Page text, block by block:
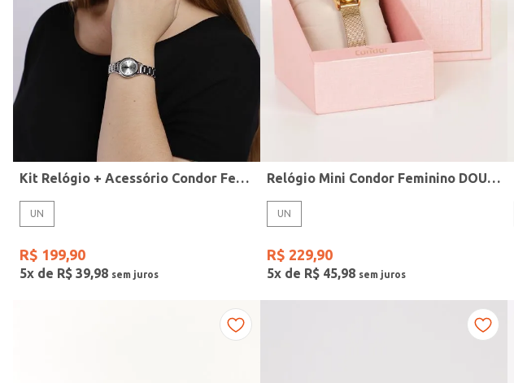
Kit Relógio + Acessório Condor Feminino PRATA
UN
R$ 199,90
5x de R$ 39,98
Relógio Mini Condor Feminino DOURADO
UN
R$ 229,90
5x de R$ 45,98